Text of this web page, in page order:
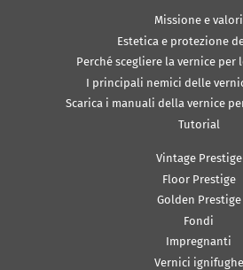
Missione e valori
Estetica e protezione
Perché scegliere la vernice per
I principali nemici delle
Scarica i manuali della vernice
Tutorial
Vintage Prestige
Floor Prestige
Golden Prestige
Fondi
Impregnanti
Vernici ignifughe